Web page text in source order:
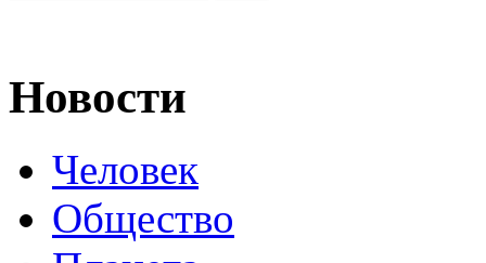
Новости
Человек
Общество